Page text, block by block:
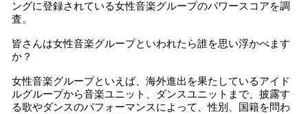
ングに登録されている女性音楽グループのパワースコアを調
査。
皆さんは女性音楽グループといわれたら誰を思い浮かべます
か？
女性音楽グループといえば、海外進出を果たしているアイド
ルグループから音楽ユニット、ダンスユニットまで、披露す
る歌やダンスのパフォーマンスによって、性別、国籍を問わ